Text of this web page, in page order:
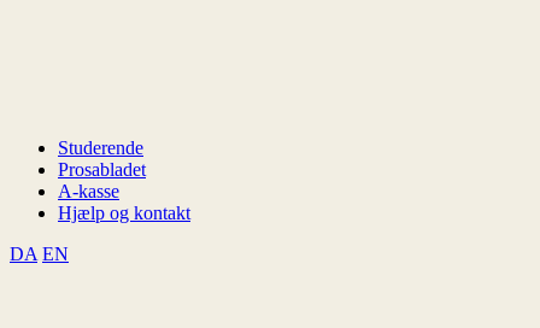
Studerende
Prosabladet
A-kasse
Hjælp og kontakt
DA EN